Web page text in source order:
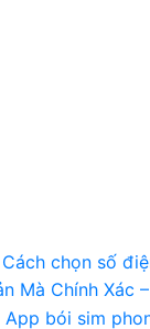
chọn số
Mà Chính Xác
bói sim